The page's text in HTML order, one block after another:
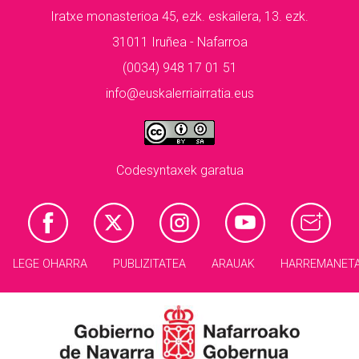
Iratxe monasterioa 45, ezk. eskailera, 13. ezk.
31011 Iruñea - Nafarroa
(0034) 948 17 01 51
info@euskalerriairratia.eus
Codesyntaxek garatua
LEGE OHARRA PUBLIZITATEA ARAUAK